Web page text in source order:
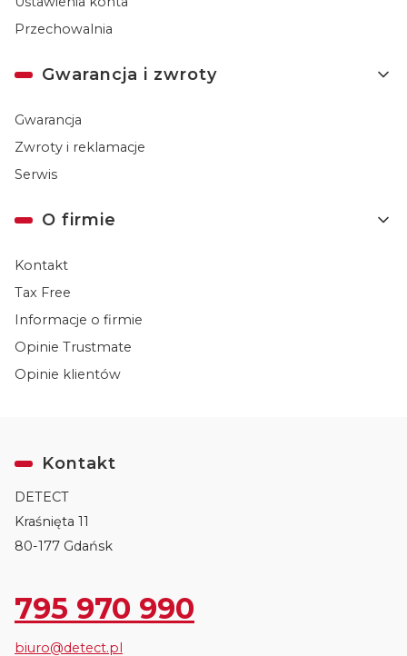
Przechowalnia
Gwarancja i zwroty
Gwarancja
Zwroty i reklamacje
Serwis
O firmie
Kontakt
Tax Free
Informacje o firmie
Opinie Trustmate
Opinie klientów
Kontakt
DETECT
Kraśnięta 11
80-177 Gdańsk
795 970 990
biuro@detect.pl